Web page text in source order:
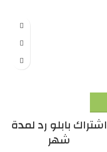
اشتراك بابلو رد لمدة
شهر